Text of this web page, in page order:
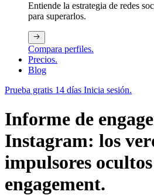
Entiende la estrategia de redes
para superarlos.
Compara perfiles.
Precios.
Blog
Prueba gratis 14 días Inicia sesión.
Informe de
Instagram: los
impulsores
engagement.